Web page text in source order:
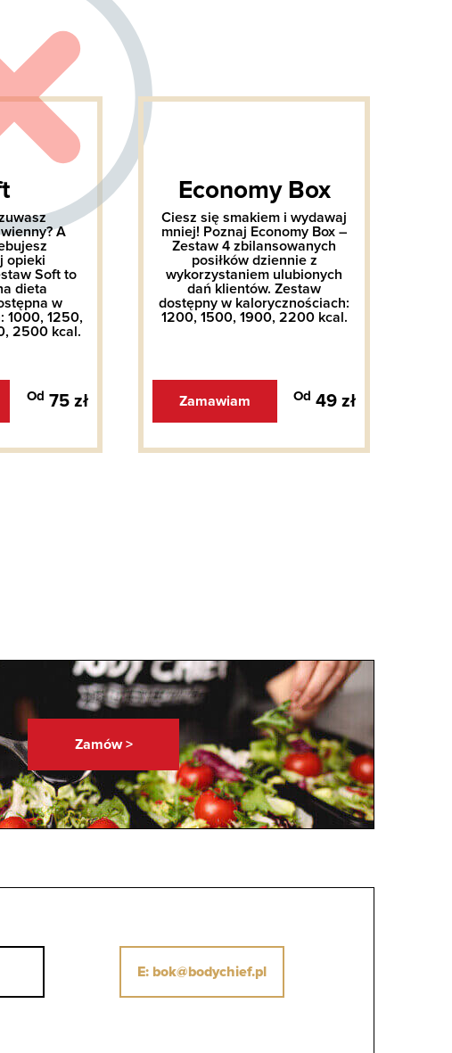
A
opieki
Soft to
dieta
w
1000, 1250,
2500 kcal.
Od 75 zł
Economy Box
Ciesz się smakiem i wydawaj
mniej! Poznaj Economy Box –
Zestaw 4 zbilansowanych
posiłków dziennie z
wykorzystaniem ulubionych
dań klientów. Zestaw
dostępny w kalorycznościach:
1200, 1500, 1900, 2200 kcal.
Zamawiam Od 49 zł
Zamów >
E: bok@bodychief.pl